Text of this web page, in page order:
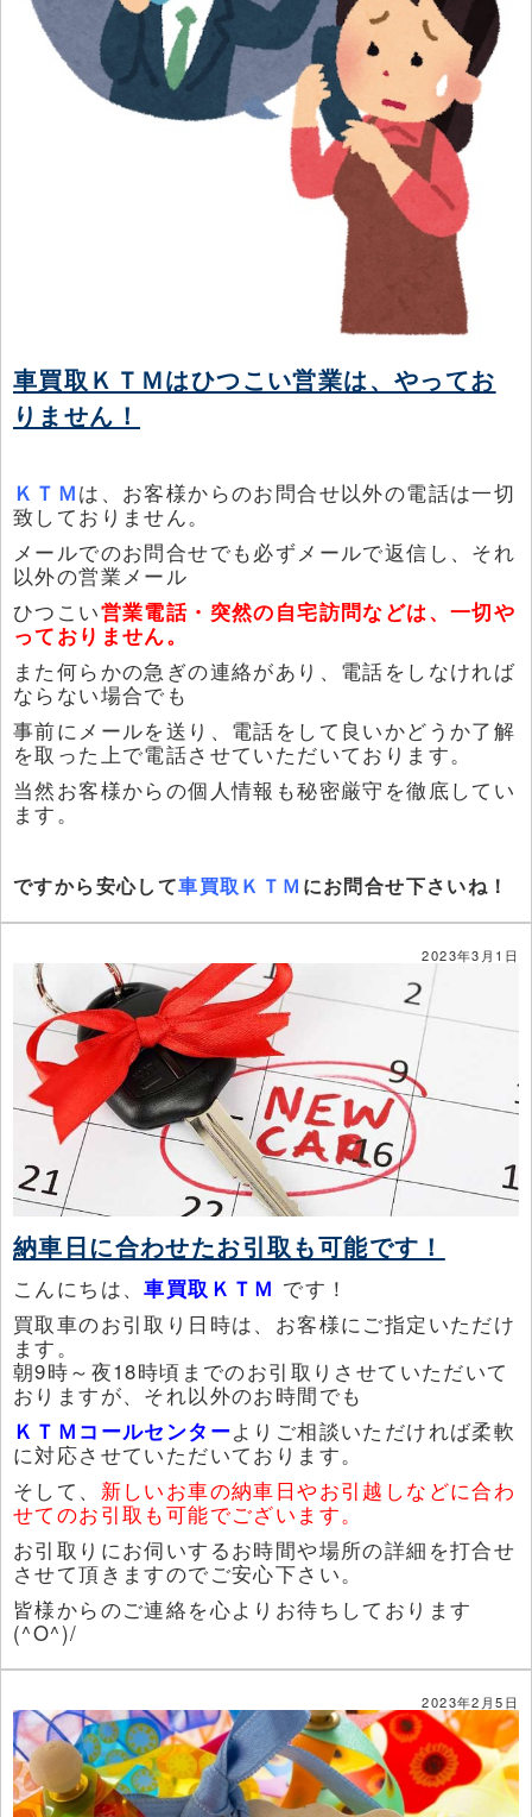
車買取ＫＴＭはひつこい営業は、やってお
りません！
ＫＴＭは、お客様からのお問合せ以外の電話は一切
致しておりません。
メールでのお問合せでも必ずメールで返信し、それ
以外の営業メール
ひつこい営業電話・突然の自宅訪問などは、一切や
っておりません。
また何らかの急ぎの連絡があり、電話をしなければ
ならない場合でも
事前にメールを送り、電話をして良いかどうか了解
を取った上で電話させていただいております。
当然お客様からの個人情報も秘密厳守を徹底してい
ます。
ですから安心して車買取ＫＴＭ にお問合せ下さいね！
2023年3月1日
納車日に合わせたお引取も可能です！
こんにちは、車買取ＫＴＭ です！
買取車のお引取り日時は、お客様にご指定いただけ
ます。
朝9時～夜18時頃までのお引取りさせていただいて
おりますが、それ以外のお時間でも
ＫＴＭコールセンターよりご相談いただければ柔軟
に対応させていただいております。
そして、 新しいお車の納車日やお引越しなどに合わ
せてのお引取も可能でございます。
お引取りにお伺いするお時間や場所の詳細を打合せ
させて頂きますのでご安心下さい。
皆様からのご連絡を心よりお待ちしております
(^O^)/
2023年2月5日